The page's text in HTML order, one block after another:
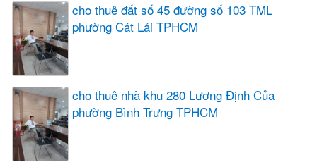
cho thuê đất số 45 đường số 103 TML
phường Cát Lái TPHCM
cho thuê nhà khu 280 Lương Định Của
phường Bình Trưng TPHCM